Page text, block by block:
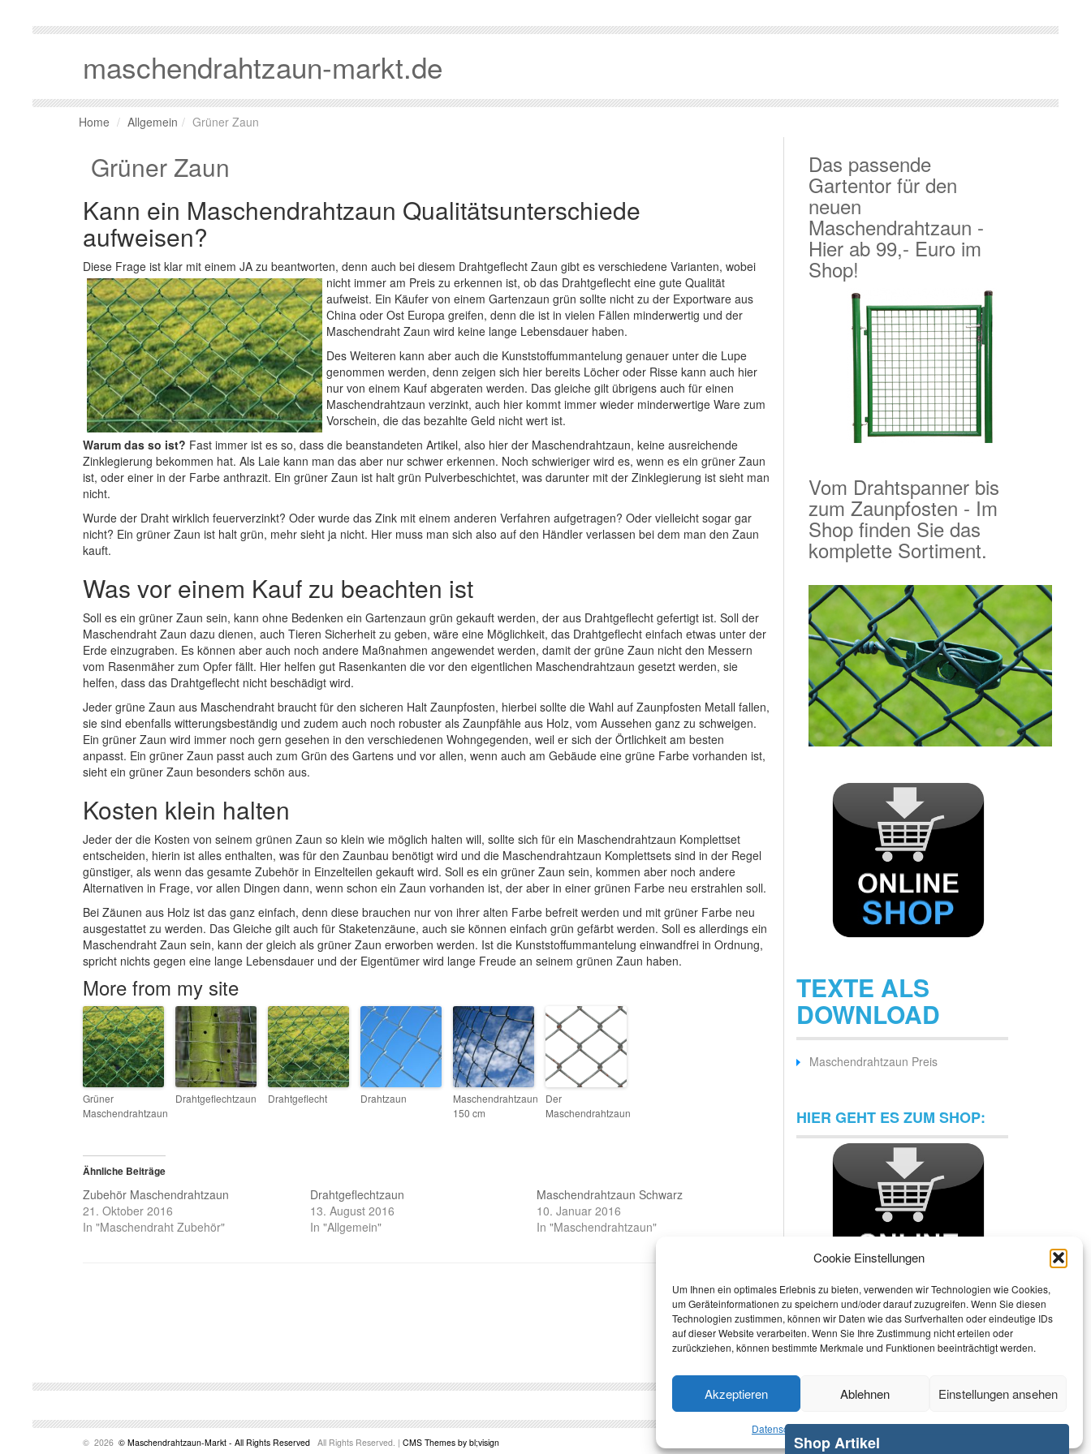
Cookie Einstellungen
Um Ihnen ein optimales Erlebnis zu bieten, verwenden wir Technologien wie Cookies,
um Geräteinformationen zu speichern und/oder darauf zuzugreifen. Wenn Sie diesen
Technologien zustimmen, können wir Daten wie das Surfverhalten oder eindeutige IDs
auf dieser Website verarbeiten. Wenn Sie Ihre Zustimmung nicht erteilen oder
zurückziehen, können bestimmte Merkmale und Funktionen beeinträchtigt werden.
Akzeptieren Ablehnen Einstellungen ansehen
DatenschutzerklärungHaftungsausschlussImpressum
maschendrahtzaun-markt.de
Home Allgemein Grüner Zaun
Grüner Zaun
Kann ein Maschendrahtzaun Qualitätsunterschiede
aufweisen?
Diese Frage ist klar mit einem JA zu beantworten, denn auch bei diesem Drahtgeflecht Zaun gibt es verschiedene Varianten, wobei
nicht immer am Preis zu erkennen ist, ob das Drahtgeflecht eine gute Qualität
aufweist. Ein Käufer von einem Gartenzaun grün sollte nicht zu der Exportware aus
China oder Ost Europa greifen, denn die ist in vielen Fällen minderwertig und der
Maschendraht Zaun wird keine lange Lebensdauer haben.
Des Weiteren kann aber auch die Kunststoffummantelung genauer unter die Lupe
genommen werden, denn zeigen sich hier bereits Löcher oder Risse kann auch hier
nur von einem Kauf abgeraten werden. Das gleiche gilt übrigens auch für einen
Maschendrahtzaun verzinkt, auch hier kommt immer wieder minderwertige Ware zum
Vorschein, die das bezahlte Geld nicht wert ist.
Warum das so ist? Fast immer ist es so, dass die beanstandeten Artikel, also hier der Maschendrahtzaun, keine ausreichende
Zinklegierung bekommen hat. Als Laie kann man das aber nur schwer erkennen. Noch schwieriger wird es, wenn es ein grüner Zaun
ist, oder einer in der Farbe anthrazit. Ein grüner Zaun ist halt grün Pulverbeschichtet, was darunter mit der Zinklegierung ist sieht man
nicht.
Wurde der Draht wirklich feuerverzinkt? Oder wurde das Zink mit einem anderen Verfahren aufgetragen? Oder vielleicht sogar gar
nicht? Ein grüner Zaun ist halt grün, mehr sieht ja nicht. Hier muss man sich also auf den Händler verlassen bei dem man den Zaun
kauft.
Was vor einem Kauf zu beachten ist
Soll es ein grüner Zaun sein, kann ohne Bedenken ein Gartenzaun grün gekauft werden, der aus Drahtgeflecht gefertigt ist. Soll der
Maschendraht Zaun dazu dienen, auch Tieren Sicherheit zu geben, wäre eine Möglichkeit, das Drahtgeflecht einfach etwas unter der
Erde einzugraben. Es können aber auch noch andere Maßnahmen angewendet werden, damit der grüne Zaun nicht den Messern
vom Rasenmäher zum Opfer fällt. Hier helfen gut Rasenkanten die vor den eigentlichen Maschendrahtzaun gesetzt werden, sie
helfen, dass das Drahtgeflecht nicht beschädigt wird.
Jeder grüne Zaun aus Maschendraht braucht für den sicheren Halt Zaunpfosten, hierbei sollte die Wahl auf Zaunpfosten Metall fallen,
sie sind ebenfalls witterungsbeständig und zudem auch noch robuster als Zaunpfähle aus Holz, vom Aussehen ganz zu schweigen.
Ein grüner Zaun wird immer noch gern gesehen in den verschiedenen Wohngegenden, weil er sich der Örtlichkeit am besten
anpasst. Ein grüner Zaun passt auch zum Grün des Gartens und vor allen, wenn auch am Gebäude eine grüne Farbe vorhanden ist,
sieht ein grüner Zaun besonders schön aus.
Kosten klein halten
Jeder der die Kosten von seinem grünen Zaun so klein wie möglich halten will, sollte sich für ein Maschendrahtzaun Komplettset
entscheiden, hierin ist alles enthalten, was für den Zaunbau benötigt wird und die Maschendrahtzaun Komplettsets sind in der Regel
günstiger, als wenn das gesamte Zubehör in Einzelteilen gekauft wird. Soll es ein grüner Zaun sein, kommen aber noch andere
Alternativen in Frage, vor allen Dingen dann, wenn schon ein Zaun vorhanden ist, der aber in einer grünen Farbe neu erstrahlen soll.
Bei Zäunen aus Holz ist das ganz einfach, denn diese brauchen nur von ihrer alten Farbe befreit werden und mit grüner Farbe neu
ausgestattet zu werden. Das Gleiche gilt auch für Staketenzäune, auch sie können einfach grün gefärbt werden. Soll es allerdings ein
Maschendraht Zaun sein, kann der gleich als grüner Zaun erworben werden. Ist die Kunststoffummantelung einwandfrei in Ordnung,
spricht nichts gegen eine lange Lebensdauer und der Eigentümer wird lange Freude an seinem grünen Zaun haben.
More from my site
Grüner
Maschendrahtzaun
Drahtgeflechtzaun Drahtgeflecht Drahtzaun
Maschendrahtzaun
150 cm
Der
Maschendrahtzaun
Ähnliche Beiträge
Zubehör Maschendrahtzaun
21. Oktober 2016
In "Maschendraht Zubehör"
Drahtgeflechtzaun
13. August 2016
In "Allgemein"
Maschendrahtzaun Schwarz
10. Januar 2016
In "Maschendrahtzaun"
Das passende
Gartentor für den
neuen
Maschendrahtzaun -
Hier ab 99,- Euro im
Shop!
Vom Drahtspanner bis
zum Zaunpfosten - Im
Shop finden Sie das
komplette Sortiment.
TEXTE ALS
DOWNLOAD
Maschendrahtzaun Preis
HIER GEHT ES ZUM SHOP:
© 2026 © Maschendrahtzaun-Markt - All Rights Reserved All Rights Reserved. | CMS Themes by bl;visign Datenschutzerklärung Haftungsausschluss
Shop Artikel